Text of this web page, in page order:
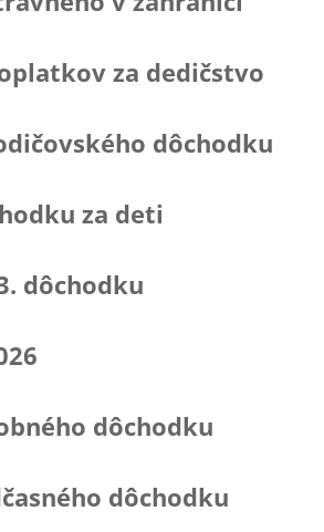
za dedičstvo
dôchodku
za deti
dôchodku
dôchodku
dôchodku